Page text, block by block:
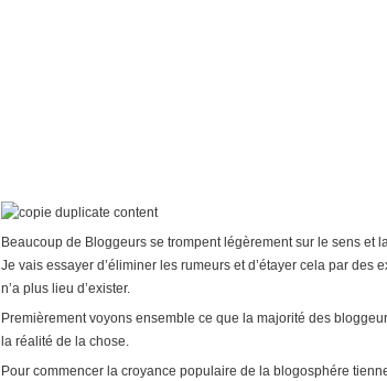
Beaucoup de Bloggeurs se trompent légèrement sur le sens et
Je vais essayer d’éliminer les rumeurs et d’étayer cela par
n’a plus lieu d’exister.
Premièrement voyons ensemble ce que la majorité des
la réalité de la chose.
Pour commencer la croyance populaire de la blogosphére